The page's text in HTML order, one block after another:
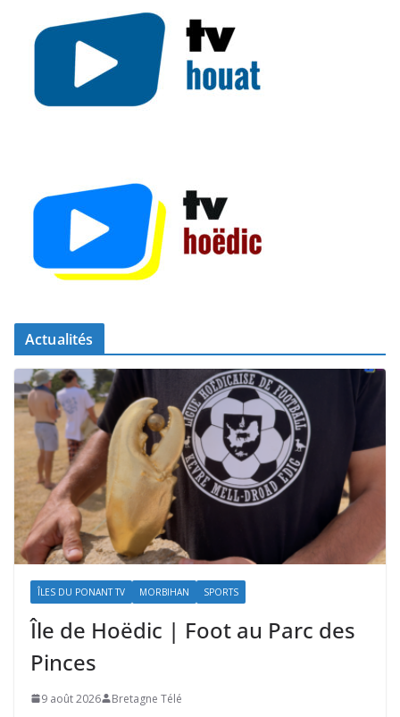
Actualités
ÎLES DU PONANT TV MORBIHAN SPORTS
Île de Hoëdic | Foot au Parc des
Pinces
9 août 2026 Bretagne Télé